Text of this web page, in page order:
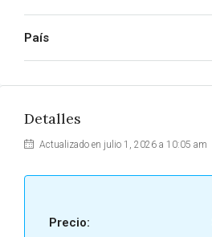
País
Detalles
Actualizado en julio 1, 2026 a 10:05 am
Precio: